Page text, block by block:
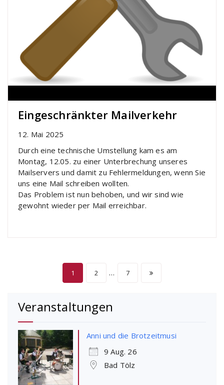
Eingeschränkter Mailverkehr
12. Mai 2025
Durch eine technische Umstellung kam es am
Montag, 12.05. zu einer Unterbrechung unseres
Mailservers und damit zu Fehlermeldungen, wenn Sie
uns eine Mail schreiben wollten.
Das Problem ist nun behoben, und wir sind wie
gewohnt wieder per Mail erreichbar.
Beiträge
1 2 … 7
Veranstaltungen
Anni und die Brotzeitmusi
9 Aug. 26
Bad Tölz